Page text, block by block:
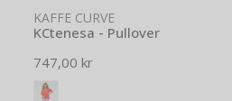
Vælg muligheder
KAFFE CURVE
KCtenesa - Pullover
Normal
pris
747,00 kr